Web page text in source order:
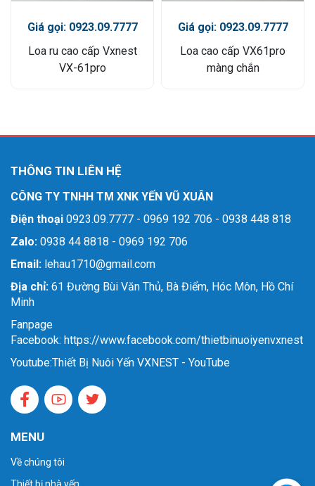
Giá gọi: 0923.09.7777
Loa ru cao cấp Vxnest
VX-61pro
Giá gọi: 0923.09.7777
Loa cao cấp VX61pro
màng chắn
THÔNG TIN LIÊN HỆ
CÔNG TY TNHH TM XNK YẾN VŨ XUÂN
Điện thoại 0923.09.7777 - 0969 192 706 - 0938 448 818
Zalo: 0938 44 8818 - 0969 192 706
Email: lehau1710@gmail.com
Địa chỉ: 61 Đường Bùi Văn Thủ, Bà Điểm, Hóc Môn, Hồ Chí
Minh
Fanpage
Facebook: https://www.facebook.com/thietbinuoiyenvxnest
Youtube:Thiết Bị Nuôi Yến VXNEST - YouTube
MENU
Về chúng tôi